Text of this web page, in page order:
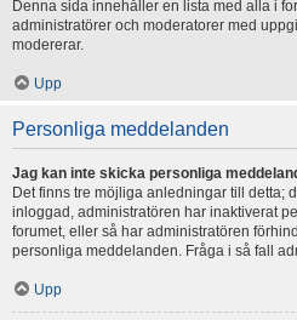
Denna sida innehåller en lista med alla i
administratörer och moderatorer med
modererar.
Upp
Personliga meddelanden
Jag kan inte skicka personliga
Det finns tre möjliga anledningar till detta;
inloggad, administratören har inaktiverat
forumet, eller så har administratören
personliga meddelanden. Fråga i så fall
Upp